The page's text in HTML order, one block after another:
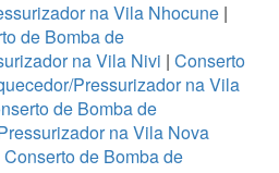
na Vila Nhocune |
de Bomba de
na Vila Nivi | Conserto
Pressurizador na Vila
de Bomba de
na Vila Nova
Conserto de Bomba de